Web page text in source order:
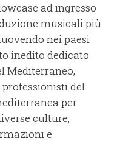
ad ingresso
musicali più
nei paesi
inedito dedicato
Mediterraneo,
del
per
culture,
e